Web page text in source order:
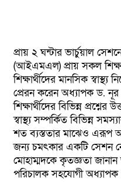
প্রায় ২ ঘন্টার ভার্চুয়াল
(আইএমএল) প্রায় সকল
শিক্ষার্থীদের মানসিক
প্রেরন করেন অধ্যাপক ড. নূর
শিক্ষার্থীদের বিভিন্ন প্রশ্নের
স্বাস্থ্য সম্পর্কিত বিভিন্ন
শত ব্যস্ততার মাঝেও এরূপ
জন্য চমৎকার একটি সেশন
মোহাম্মদকে কৃতজ্ঞতা
পরিচালক সহযোগী অধ্যাপক